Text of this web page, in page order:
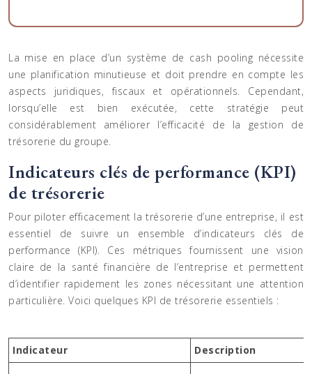
La mise en place d’un système de cash pooling nécessite
une planification minutieuse et doit prendre en compte les
aspects juridiques, fiscaux et opérationnels. Cependant,
lorsqu’elle est bien exécutée, cette stratégie peut
considérablement améliorer l’efficacité de la gestion de
trésorerie du groupe.
Indicateurs clés de performance (KPI)
de trésorerie
Pour piloter efficacement la trésorerie d’une entreprise, il est
essentiel de suivre un ensemble d’indicateurs clés de
performance (KPI). Ces métriques fournissent une vision
claire de la santé financière de l’entreprise et permettent
d’identifier rapidement les zones nécessitant une attention
particulière. Voici quelques KPI de trésorerie essentiels :
Indicateur Description